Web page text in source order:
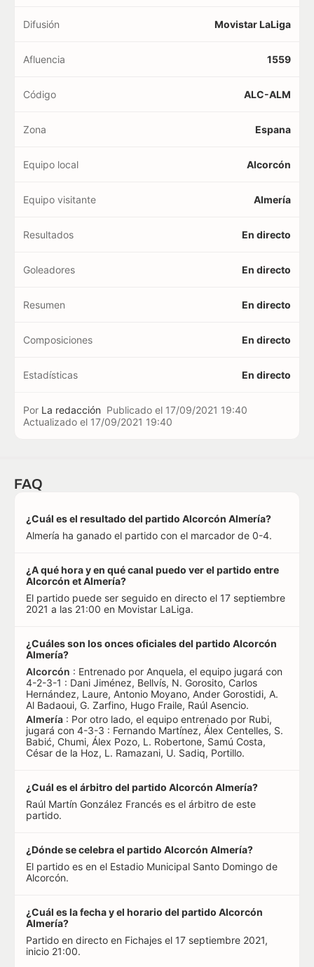
Difusión Movistar LaLiga
Afluencia 1559
Código ALC-ALM
Zona Espana
Equipo local Alcorcón
Equipo visitante Almería
Resultados En directo
Goleadores En directo
Resumen En directo
Composiciones En directo
Estadísticas En directo
Por La redacción Publicado el 17/09/2021 19:40
Actualizado el 17/09/2021 19:40
FAQ
¿Cuál es el resultado del partido Alcorcón Almería?
Almería ha ganado el partido con el marcador de 0-4.
¿A qué hora y en qué canal puedo ver el partido entre
Alcorcón et Almería?
El partido puede ser seguido en directo el 17 septiembre
2021 a las 21:00 en Movistar LaLiga.
¿Cuáles son los onces oficiales del partido Alcorcón
Almería?
Alcorcón : Entrenado por Anquela, el equipo jugará con
4-2-3-1 : Dani Jiménez, Bellvís, N. Gorosito, Carlos
Hernández, Laure, Antonio Moyano, Ander Gorostidi, A.
Al Badaoui, G. Zarfino, Hugo Fraile, Raúl Asencio.
Almería : Por otro lado, el equipo entrenado por Rubi,
jugará con 4-3-3 : Fernando Martínez, Álex Centelles, S.
Babić, Chumi, Álex Pozo, L. Robertone, Samú Costa,
César de la Hoz, L. Ramazani, U. Sadiq, Portillo.
¿Cuál es el árbitro del partido Alcorcón Almería?
Raúl Martín González Francés es el árbitro de este
partido.
¿Dónde se celebra el partido Alcorcón Almería?
El partido es en el Estadio Municipal Santo Domingo de
Alcorcón.
¿Cuál es la fecha y el horario del partido Alcorcón
Almería?
Partido en directo en Fichajes el 17 septiembre 2021,
inicio 21:00.